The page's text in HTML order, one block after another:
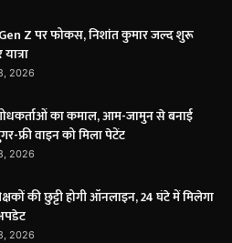
Z पर फोकस, निशांत कुमार जल्द शुरू
2026
का कमाल, आम-जामुन से बनाई
फ्री वाइन को मिला पेटेंट
2026
की छुट्टी होगी ऑनलाइन, 24 घंटे में मिलेगा
2026